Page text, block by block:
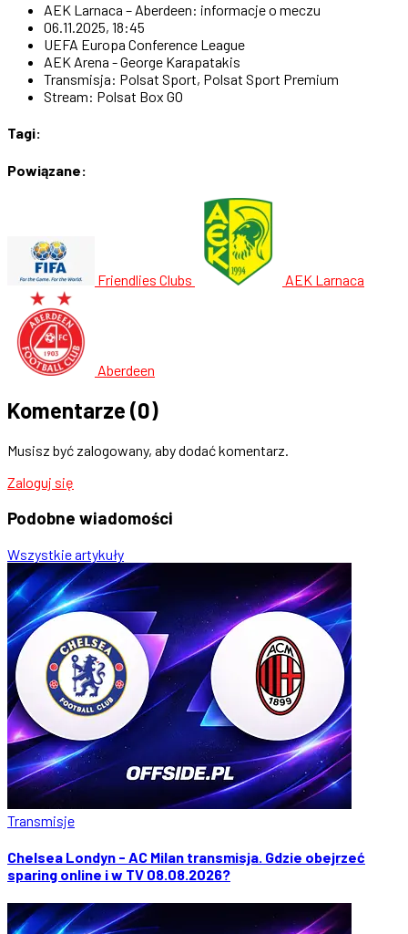
AEK Larnaca – Aberdeen: informacje o meczu
06.11.2025, 18:45
UEFA Europa Conference League
AEK Arena - George Karapatakis
Transmisja: Polsat Sport, Polsat Sport Premium
Stream: Polsat Box GO
Tagi:
Powiązane:
Friendlies Clubs AEK Larnaca
Aberdeen
Komentarze (0)
Musisz być zalogowany, aby dodać komentarz.
Zaloguj się
Podobne wiadomości
Wszystkie artykuły
Transmisje
Chelsea Londyn - AC Milan transmisja. Gdzie obejrzeć
sparing online i w TV 08.08.2026?